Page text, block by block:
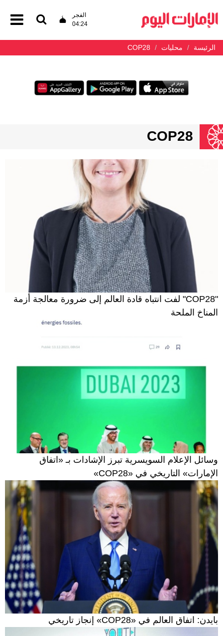
الفجر
04:24
الرئيسة محليات COP28
COP28
"COP28" لفت انتباه قادة العالم إلى ضرورة معالجة أزمة
المناخ الملحة
وسائل الإعلام السويسرية تبرز الإشادات بـ «اتفاق
الإمارات» التاريخي في «COP28»
بايدن: اتفاق العالم في «COP28» إنجاز تاريخي